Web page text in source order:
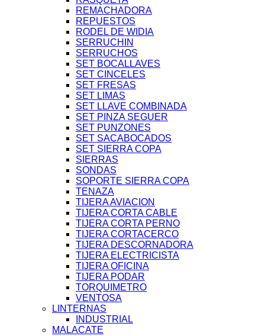
REMACHADORA
REPUESTOS
RODEL DE WIDIA
SERRUCHIN
SERRUCHOS
SET BOCALLAVES
SET CINCELES
SET FRESAS
SET LIMAS
SET LLAVE COMBINADA
SET PINZA SEGUER
SET PUNZONES
SET SACABOCADOS
SET SIERRA COPA
SIERRAS
SONDAS
SOPORTE SIERRA COPA
TENAZA
TIJERA AVIACION
TIJERA CORTA CABLE
TIJERA CORTA PERNO
TIJERA CORTACERCO
TIJERA DESCORNADORA
TIJERA ELECTRICISTA
TIJERA OFICINA
TIJERA PODAR
TORQUIMETRO
VENTOSA
LINTERNAS
INDUSTRIAL
MALACATE